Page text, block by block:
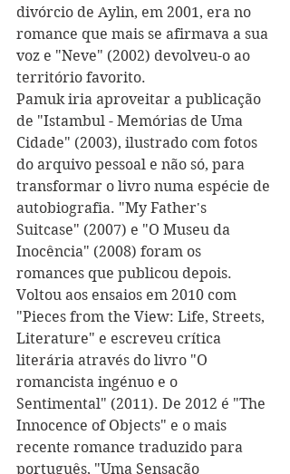
divórcio de Aylin, em 2001, era no
romance que mais se afirmava a sua
voz e "Neve" (2002) devolveu-o ao
território favorito.
Pamuk iria aproveitar a publicação
de "Istambul - Memórias de Uma
Cidade" (2003), ilustrado com fotos
do arquivo pessoal e não só, para
transformar o livro numa espécie de
autobiografia. "My Father's
Suitcase" (2007) e "O Museu da
Inocência" (2008) foram os
romances que publicou depois.
Voltou aos ensaios em 2010 com
"Pieces from the View: Life, Streets,
Literature" e escreveu crítica
literária através do livro "O
romancista ingénuo e o
Sentimental" (2011). De 2012 é "The
Innocence of Objects" e o mais
recente romance traduzido para
português, "Uma Sensação